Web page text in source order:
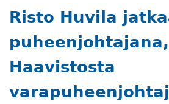
Risto Huvila
Haavistosta